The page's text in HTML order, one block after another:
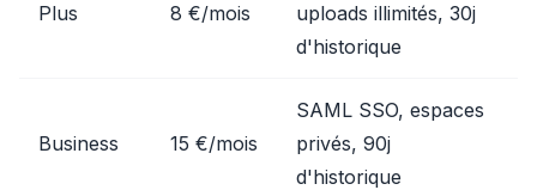
Plus 8 €/mois
uploads illimités, 30j
d'historique
Business 15 €/mois
SAML SSO, espaces
privés, 90j
d'historique